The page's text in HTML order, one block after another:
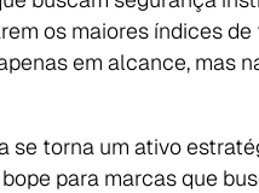
os maiores índices
em alcance, mas
se torna um ativo
para marcas que